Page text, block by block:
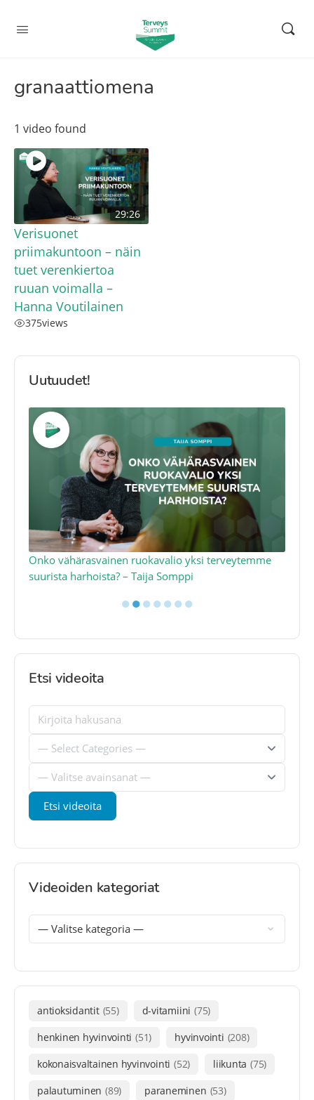
granaattiomena
1 video found
29:26
Verisuonet
priimakuntoon – näin
tuet verenkiertoa
ruuan voimalla –
Hanna Voutilainen
375views
Uutuudet!
Onko vähärasvainen ruokavalio yksi terveytemme
suurista harhoista? – Taija Somppi
●●●●●●●
Etsi videoita
Videoiden kategoriat
antioksidantit (55) d-vitamiini (75)
henkinen hyvinvointi (51) hyvinvointi (208)
kokonaisvaltainen hyvinvointi (52) liikunta (75)
palautuminen (89) paraneminen (53)